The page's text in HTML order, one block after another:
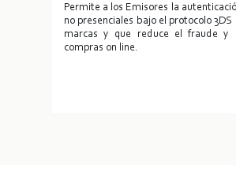
Permite a los Emisores la
no presenciales bajo el protocolo 3DS
marcas y que reduce el fraude y
compras on line.